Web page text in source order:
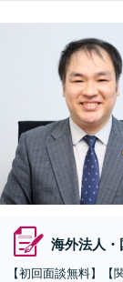
海外法人・
【初回面談無料】